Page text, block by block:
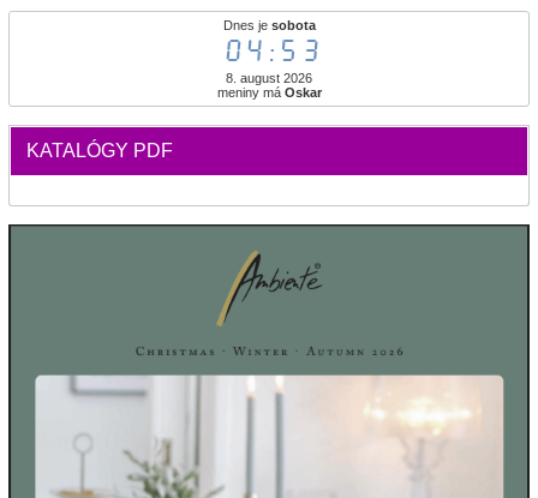
Dnes je sobota
04:53
8. august 2026
meniny má Oskar
KATALÓGY PDF